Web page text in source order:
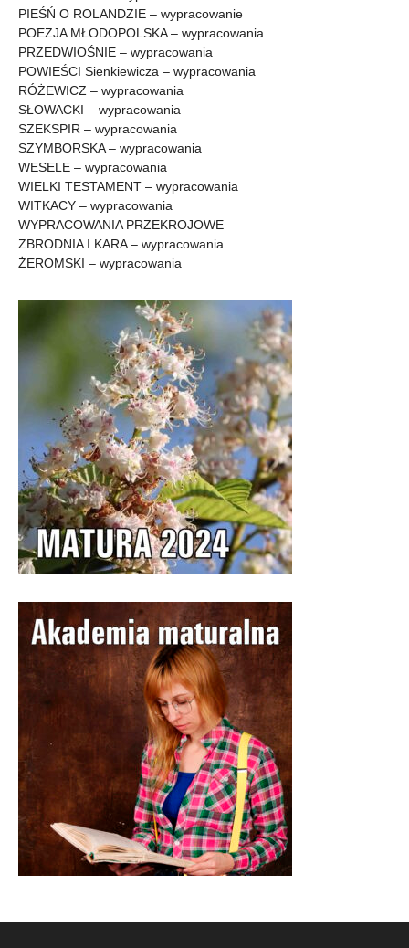
PIEŚŃ O ROLANDZIE – wypracowanie
POEZJA MŁODOPOLSKA – wypracowania
PRZEDWIOŚNIE – wypracowania
POWIEŚCI Sienkiewicza – wypracowania
RÓŻEWICZ – wypracowania
SŁOWACKI – wypracowania
SZEKSPIR – wypracowania
SZYMBORSKA – wypracowania
WESELE – wypracowania
WIELKI TESTAMENT – wypracowania
WITKACY – wypracowania
WYPRACOWANIA PRZEKROJOWE
ZBRODNIA I KARA – wypracowania
ŻEROMSKI – wypracowania